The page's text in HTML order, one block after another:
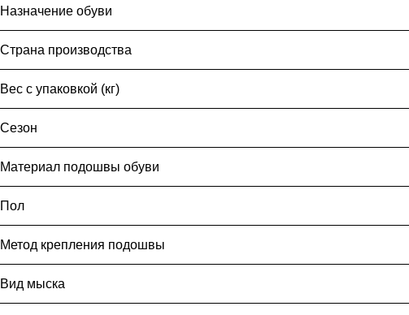
Назначение обуви
Страна производства
Вес с упаковкой (кг)
Сезон
Материал подошвы обуви
Пол
Метод крепления подошвы
Вид мыска